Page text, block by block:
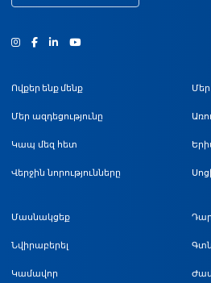
Ինստագրամ
ՖեյսբուքՅություբ
Ովքեր ենք մենք
Մեր ազդեցությունը
Կապ մեզ հետ
Վերջին նորությունները
Մասնակցեք
Նվիրաբերել
Կամավոր